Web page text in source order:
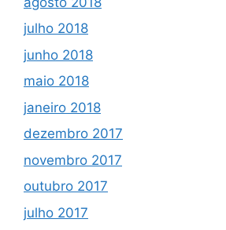
julho 2018
junho 2018
maio 2018
janeiro 2018
dezembro 2017
novembro 2017
outubro 2017
julho 2017